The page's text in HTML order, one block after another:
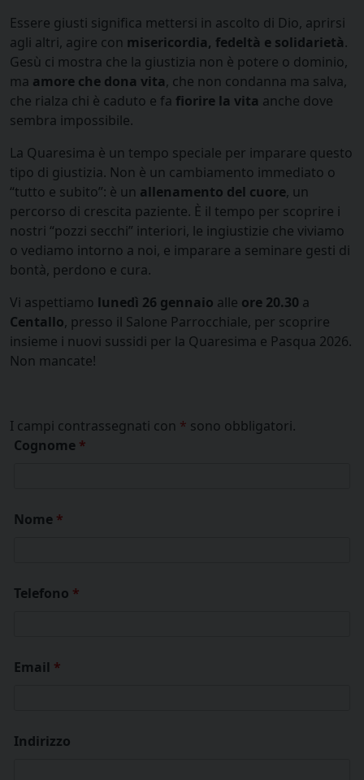
Essere giusti significa mettersi in ascolto di Dio, aprirsi
agli altri, agire con misericordia, fedeltà e solidarietà.
Gesù ci mostra che la giustizia non è potere o dominio,
ma amore che dona vita, che non condanna ma salva,
che rialza chi è caduto e fa fiorire la vita anche dove
sembra impossibile.
La Quaresima è un tempo speciale per imparare questo
tipo di giustizia. Non è un cambiamento immediato o
“tutto e subito”: è un allenamento del cuore, un
percorso di crescita paziente. È il tempo per scoprire i
nostri “pozzi secchi” interiori, le ingiustizie che viviamo
o vediamo intorno a noi, e imparare a seminare gesti di
bontà, perdono e cura.
Vi aspettiamo lunedì 26 gennaio alle ore 20.30 a
Centallo, presso il Salone Parrocchiale, per scoprire
insieme i nuovi sussidi per la Quaresima e Pasqua 2026.
Non mancate!
I campi contrassegnati con * sono obbligatori.
Cognome *
Nome *
Telefono *
Email *
Indirizzo